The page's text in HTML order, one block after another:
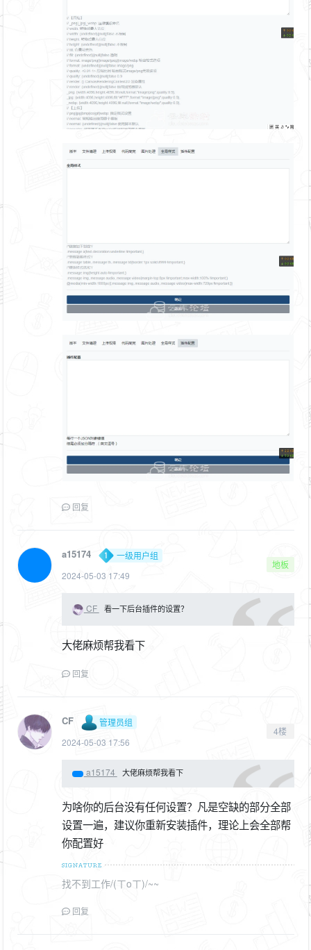
回复
a15174
一级用户组
2024-05-03 17:49
地板
CF 看一下后台插件的设置？
大佬麻烦帮我看下
回复
CF
管理员组
2024-05-03 17:56
4楼
a15174 大佬麻烦帮我看下
为啥你的后台没有任何设置？凡是空缺的部分全部
设置一遍，建议你重新安装插件，理论上会全部帮
你配置好
找不到工作/(ㄒoㄒ)/~~
回复